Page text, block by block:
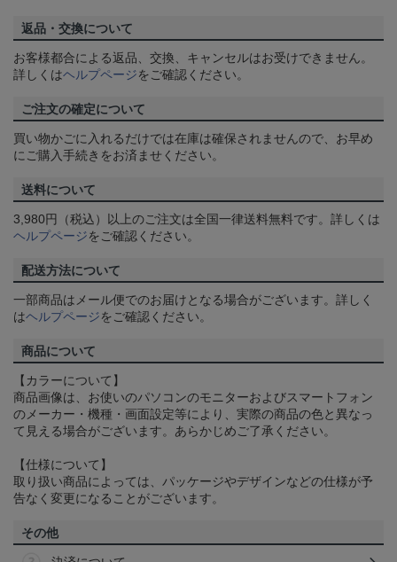
返品・交換について
お客様都合による返品、交換、キャンセルはお受けできません。
詳しくはヘルプページをご確認ください。
ご注文の確定について
買い物かごに入れるだけでは在庫は確保されませんので、お早め
にご購入手続きをお済ませください。
送料について
3,980円（税込）以上のご注文は全国一律送料無料です。詳しくは
ヘルプページをご確認ください。
配送方法について
一部商品はメール便でのお届けとなる場合がございます。詳しく
はヘルプページをご確認ください。
商品について
【カラーについて】
商品画像は、お使いのパソコンのモニターおよびスマートフォン
のメーカー・機種・画面設定等により、実際の商品の色と異なっ
て見える場合がございます。あらかじめご了承ください。
【仕様について】
取り扱い商品によっては、パッケージやデザインなどの仕様が予
告なく変更になることがございます。
その他